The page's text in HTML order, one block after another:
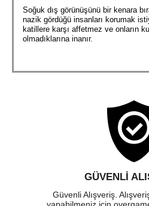
Soğuk dış görünüşünü bir kenara
nazik gördüğü insanları korumak
katillere karşı affetmez ve onların
olmadıklarına inanır.
GÜVENLI
Güvenli Alışveriş.